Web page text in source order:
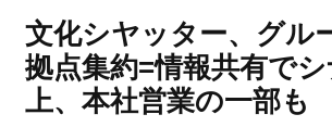
文化シヤッター、グル
拠点集約=情報共有で
上、本社営業の一部も